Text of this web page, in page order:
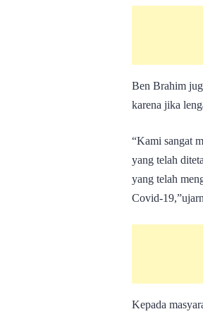
Ben Brahim
karena jika
“Kami sangat
yang telah
yang telah
Covid-
Kepada